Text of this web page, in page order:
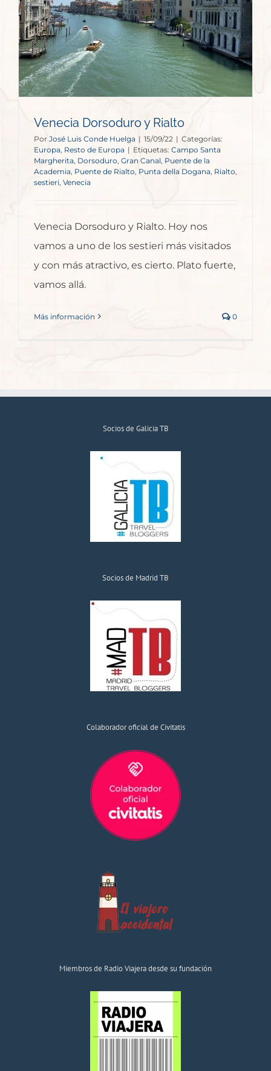
Venecia Dorsoduro y Rialto
Por José Luis Conde Huelga | 15/09/22 | Categorías:
Europa, Resto de Europa | Etiquetas: Campo Santa
Margherita Dorsoduro, Gran Canal, Puente de la
Academia, Puente de Rialto, Punta della Dogana, Rialto,
sestieri Venecia
Venecia Dorsoduro y Rialto. Hoy nos
vamos a uno de los sestieri más visitados
y con más atractivo, es cierto. Plato fuerte,
vamos allá.
Más información 0
Socios de Galicia TB
Socios de Madrid TB
Colaborador oficial de Civitatis
Miembros de Radio Viajera desde su fundación